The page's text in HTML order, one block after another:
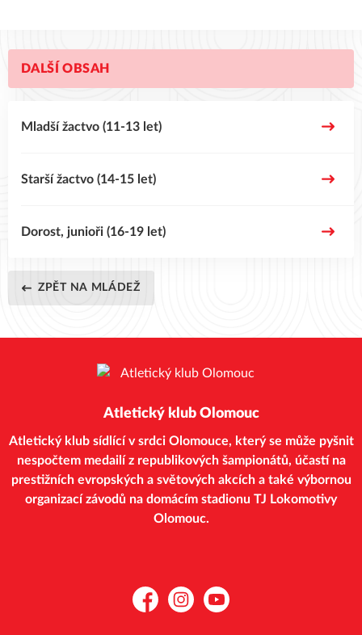
DALŠÍ OBSAH
Mladší žactvo (11-13 let)
Starší žactvo (14-15 let)
Dorost, junioři (16-19 let)
ZPĚT NA MLÁDEŽ
Atletický klub Olomouc
Atletický klub sídlící v srdci Olomouce, který se může pyšnit
nespočtem medailí z republikových šampionátů, účastí na
prestižních evropských a světových akcích a také výbornou
organizací závodů na domácím stadionu TJ Lokomotivy
Olomouc.
FacebookInstagramYouTube